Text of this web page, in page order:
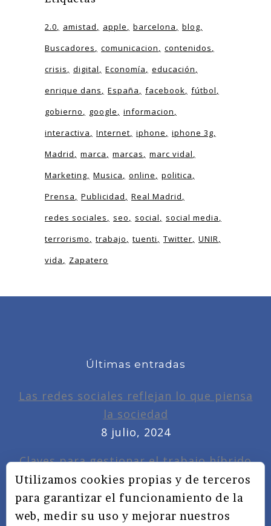
2.0 amistad apple barcelona
blog
Buscadores
comunicacion
contenidos
crisis
digital Economía
educación
enrique dans
España facebook
fútbol
gobierno
google
informacion
interactiva
Internet iphone
iphone 3g
Madrid
marca marcas
marc vidal
Marketing
Musica online
politica
Prensa
Publicidad
Real Madrid
redes sociales
seo social
social media
terrorismo
trabajo tuenti Twitter
UNIR
vida
Zapatero
Últimas entradas
Las redes sociales reflejan lo que piensa
la sociedad
8 julio, 2024
Claves para gestionar el trabajo híbrido
7 noviembre, 2022
Privacidad, redes sociales y educación
Utilizamos cookies propias y de terceros
para garantizar el funcionamiento de la
web, medir su uso y mejorar nuestros